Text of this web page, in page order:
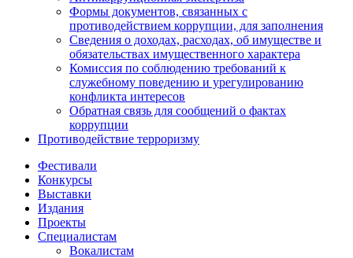
Формы документов, связанных с
противодействием коррупции, для заполнения
Сведения о доходах, расходах, об имуществе и
обязательствах имущественного характера
Комиссия по соблюдению требований к
служебному поведению и урегулированию
конфликта интересов
Обратная связь для сообщений о фактах
коррупции
Противодействие терроризму
Фестивали
Конкурсы
Выставки
Издания
Проекты
Специалистам
Вокалистам